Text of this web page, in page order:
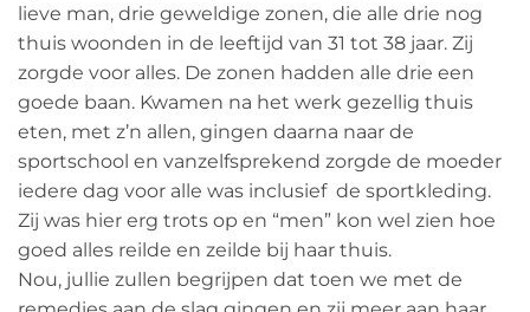
lieve man, drie geweldige zonen, die alle drie nog
thuis woonden in de leeftijd van 31 tot 38 jaar. Zij
zorgde voor alles. De zonen hadden alle drie een
goede baan. Kwamen na het werk gezellig thuis
eten, met z’n allen, gingen daarna naar de
sportschool en vanzelfsprekend zorgde de moeder
iedere dag voor alle was inclusief de sportkleding.
Zij was hier erg trots op en “men” kon wel zien hoe
goed alles reilde en zeilde bij haar thuis.
Nou, jullie zullen begrijpen dat toen we met de